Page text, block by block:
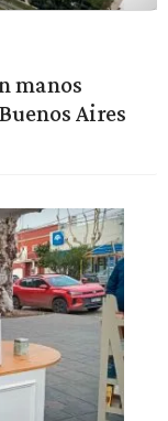
manos
Aires